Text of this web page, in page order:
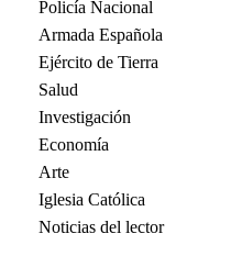
Policía Nacional
Armada Española
Ejército de Tierra
Salud
Investigación
Economía
Arte
Iglesia Católica
Noticias del lector